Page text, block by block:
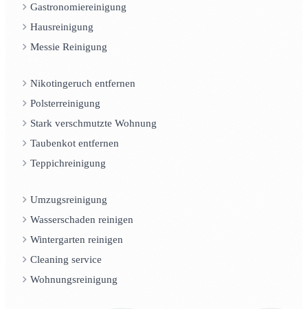
Gastronomiereinigung
Hausreinigung
Messie Reinigung
Nikotingeruch entfernen
Polsterreinigung
Stark verschmutzte Wohnung
Taubenkot entfernen
Teppichreinigung
Umzugsreinigung
Wasserschaden reinigen
Wintergarten reinigen
Cleaning service
Wohnungsreinigung